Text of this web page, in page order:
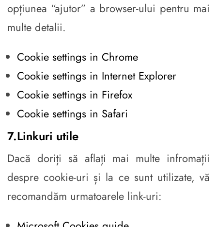
opțiunea “ajutor” a browser-ului pentru mai
multe detalii.
Cookie settings in Chrome
Cookie settings in Internet Explorer
Cookie settings in Firefox
Cookie settings in Safari
7.Linkuri utile
Dacă doriți să aflați mai multe infromații
despre cookie-uri și la ce sunt utilizate, vă
recomandăm urmatoarele link-uri: